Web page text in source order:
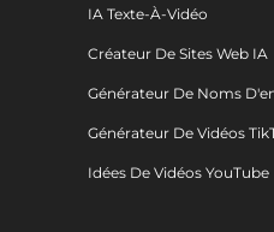
IA Texte-À-Vidéo
Créateur De Sites Web IA
Générateur De Noms
Générateur De Vidéos
Idées De Vidéos YouTube